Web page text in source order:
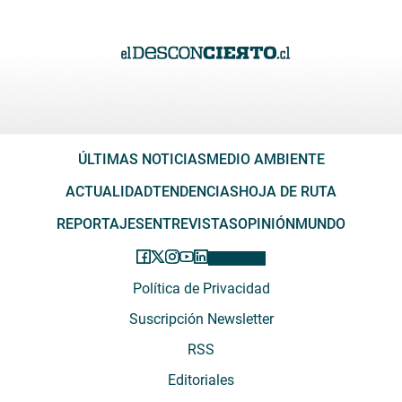
ÚLTIMAS NOTICIASMEDIO AMBIENTE
ACTUALIDADTENDENCIASHOJA DE RUTA
REPORTAJESENTREVISTASOPINIÓNMUNDO
Política de Privacidad
Suscripción Newsletter
RSS
Editoriales